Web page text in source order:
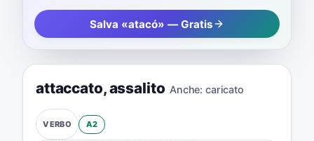
Salva «atacó» — Gratis
attaccato,assalito Anche: caricato
VERBO A2